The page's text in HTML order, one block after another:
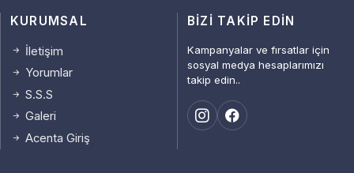
KURUMSAL
İletişim
Yorumlar
S.S.S
Galeri
Acenta Giriş
BIZI TAKIP EDIN
Kampanyalar ve fırsatlar için
sosyal medya hesaplarımızı
takip edin..